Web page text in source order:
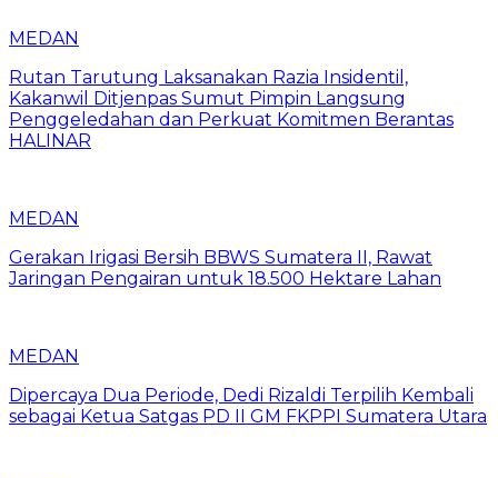
MEDAN
Rutan Tarutung Laksanakan Razia Insidentil,
Kakanwil Ditjenpas Sumut Pimpin Langsung
Penggeledahan dan Perkuat Komitmen Berantas
HALINAR
MEDAN
Gerakan Irigasi Bersih BBWS Sumatera II, Rawat
Jaringan Pengairan untuk 18.500 Hektare Lahan
MEDAN
Dipercaya Dua Periode, Dedi Rizaldi Terpilih Kembali
sebagai Ketua Satgas PD II GM FKPPI Sumatera Utara